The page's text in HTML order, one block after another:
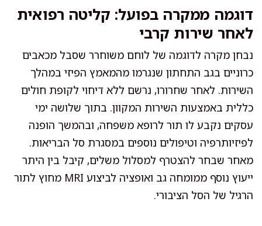
דוגמה ממקרה בפועל: קליטה רפואית
לאחר שירות קרבי
נבחן מקרה לדוגמה של לוחם משוחרר שסבל מכאבים
כרוניים בגב התחתון שנגרמו מהמאמץ הפיזי במהלך
השירות. לאחר שחרורו, נרשם ללא דיחוי לקופת חולים
כללית באמצעות השירות המקוון. בתוך שלושה ימי
עסקים נקבע לו תור לרופא משפחה, ובהמשך הופנה
לפיזיותרפיה וטיפולים נוספים במסגרת סל הבריאות.
מאחר שבחר להצטרף למסלול משלים, קיבל בין היתר
ייעוץ נוסף ממומחה גב ואופציה לביצוע MRI מחוץ לתור
הרגיל של הסל הציבורי.